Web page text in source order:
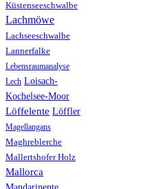
Küstenseeschwalbe
Lachmöwe
Lachseeschwalbe
Lannerfalke
Lebensraumanalyse
Lech Loisach-
Kochelsee-Moor
Löffelente Löffler
Magellangans
Maghreblerche
Mallertshofer Holz
Mallorca